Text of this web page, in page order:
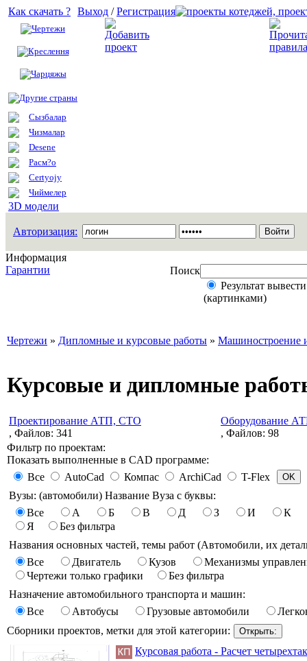
Как скачать ?
Чертежи
Креслення
Чарцяжы
Другие страны
Сызбалар
Чизмалар
Desene
Расм?о
Certyojy
Чиймелер
3D модели
Выход /Регистрация
Авторизация:
Информация
Гарантии
Поиск
Результат
(картинками)
Чертежи » Дипломные и курсовые работы » Машиностроение
Курсовые и дипломные
Проектирование АТП, СТО
, Файлов: 341
Оборудование
, Файлов: 98
Фильтр по проектам:
Показать выполненные в CAD программе:
Все
AutoCad Компас ArchiCad
T-Flex
Вузы: (автомобили) Название Вуза с буквы:
Все
А Б В Д З И
К
Я
Без фильтра
Названия основных частей, темы работ (Автомобили, их
Все
Двигатель Кузов
Механизмы
Чертежи только графики
Без фильтра
Назначение автомобильного транспорта и машин:
Все
Автобусы Грузовые автомобили
Сборники проектов, метки для этой категории:
Курсовая работа - Расчет